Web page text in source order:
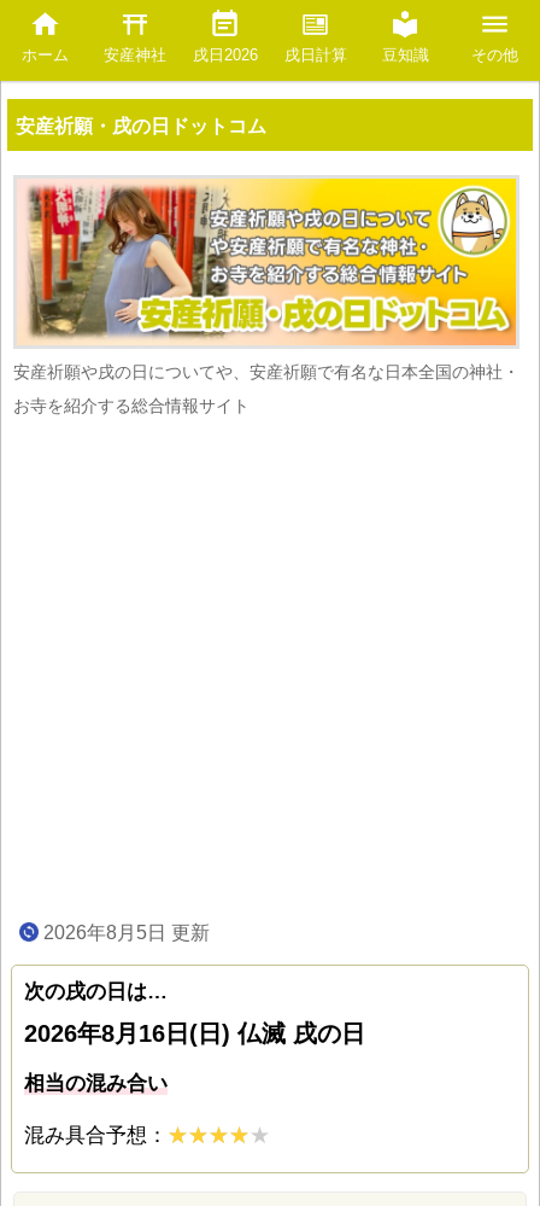
ホーム 安産神社 戌日2026 戌日計算 豆知識 その他
安産祈願・戌の日ドットコム
安産祈願や戌の日についてや、安産祈願で有名な日本全国の神社・
お寺を紹介する総合情報サイト
2026年8月5日 更新
次の戌の日は…
2026年8月16日(日) 仏滅 戌の日
相当の混み合い
混み具合予想：